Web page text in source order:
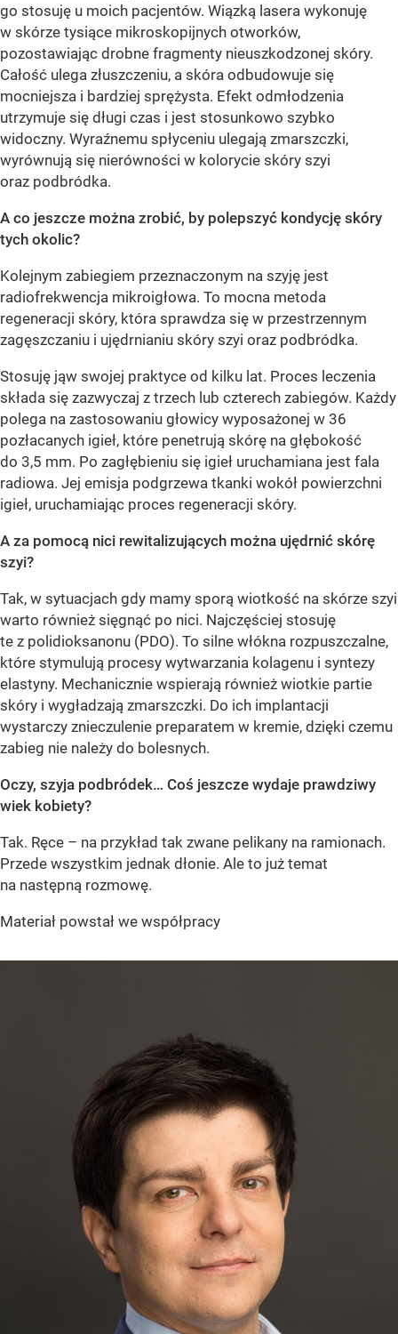
go stosuję u moich pacjentów. Wiązką lasera wykonuję
w skórze tysiące mikroskopijnych otworków,
pozostawiając drobne fragmenty nieuszkodzonej skóry.
Całość ulega złuszczeniu, a skóra odbudowuje się
mocniejsza i bardziej sprężysta. Efekt odmłodzenia
utrzymuje się długi czas i jest stosunkowo szybko
widoczny. Wyraźnemu spłyceniu ulegają zmarszczki,
wyrównują się nierówności w kolorycie skóry szyi
oraz podbródka.
A co jeszcze można zrobić, by polepszyć kondycję skóry
tych okolic?
Kolejnym zabiegiem przeznaczonym na szyję jest
radiofrekwencja mikroigłowa. To mocna metoda
regeneracji skóry, która sprawdza się w przestrzennym
zagęszczaniu i ujędrnianiu skóry szyi oraz podbródka.
Stosuję jąw swojej praktyce od kilku lat. Proces leczenia
składa się zazwyczaj z trzech lub czterech zabiegów. Każdy
polega na zastosowaniu głowicy wyposażonej w 36
pozłacanych igieł, które penetrują skórę na głębokość
do 3,5 mm. Po zagłębieniu się igieł uruchamiana jest fala
radiowa. Jej emisja podgrzewa tkanki wokół powierzchni
igieł, uruchamiając proces regeneracji skóry.
A za pomocą nici rewitalizujących można ujędrnić skórę
szyi?
Tak, w sytuacjach gdy mamy sporą wiotkość na skórze szyi
warto również sięgnąć po nici. Najczęściej stosuję
te z polidioksanonu (PDO). To silne włókna rozpuszczalne,
które stymulują procesy wytwarzania kolagenu i syntezy
elastyny. Mechanicznie wspierają również wiotkie partie
skóry i wygładzają zmarszczki. Do ich implantacji
wystarczy znieczulenie preparatem w kremie, dzięki czemu
zabieg nie należy do bolesnych.
Oczy, szyja podbródek… Coś jeszcze wydaje prawdziwy
wiek kobiety?
Tak. Ręce – na przykład tak zwane pelikany na ramionach.
Przede wszystkim jednak dłonie. Ale to już temat
na następną rozmowę.
Materiał powstał we współpracy